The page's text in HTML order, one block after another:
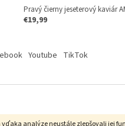
Pravý čierny jeseterový kaviár
€19,99
Youtube TikTok